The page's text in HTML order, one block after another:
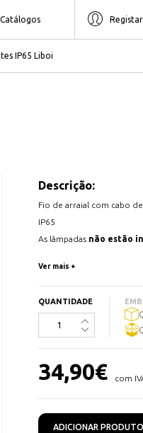
Catálogos
IP65 Liboi
Descrição:
Fio de arraial com cabo
IP65
As lâmpadas não estão
Seção do cabo: 2x0,75mm
Cor cabo: Preto
Ver mais +
QUANTIDADE
34,90€ com
ADICIONAR PRODUTO